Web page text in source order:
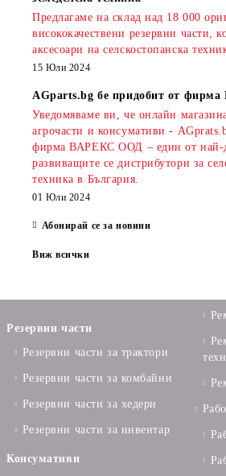
Предлагаме на склад над 18 000
висококачествени резервни части,
аксесоари на селскостопанска
15 Юли 2024
AGparts.bg бе придобит от
Уведомяваме ви, че онлайн
агрочасти и консумативи -
фирма ВАРЕКС ООД – един от най-
развиващите се дистрибутори за
техника в България.
01 Юли 2024
Абонирай се за новини
Виж всички
Резервни части
Резервни части за трактори
Резервни части за комбайни
Резервни части за хедери
Резервни части за инвентар
Консумативи